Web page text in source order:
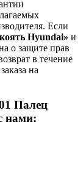
Если
Hyundai» и
о защите прав
в течение
на
Палец
нами: